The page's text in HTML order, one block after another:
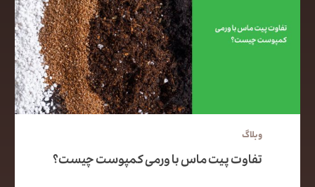
وبلاگ
تفاوت پیت ماس با ورمی کمپوست چیست؟